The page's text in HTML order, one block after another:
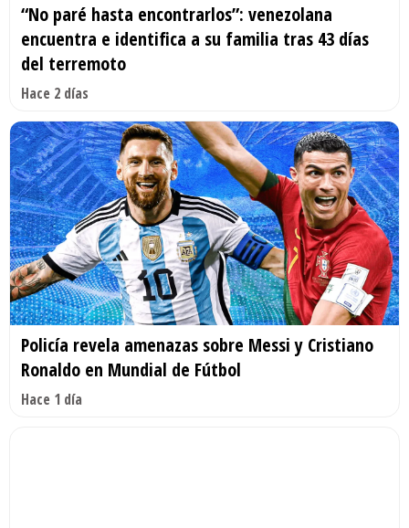
“No paré hasta encontrarlos”: venezolana
encuentra e identifica a su familia tras 43 días
del terremoto
Hace 2 días
Policía revela amenazas sobre Messi y Cristiano
Ronaldo en Mundial de Fútbol
Hace 1 día